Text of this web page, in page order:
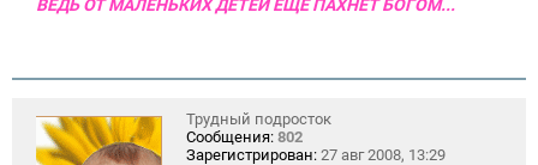
ВЕДЬ ОТ МАЛЕНЬКИХ ДЕТЕЙ ЕЩЕ ПАХНЕТ БОГОМ...
Трудный подросток
Сообщения: 802
Зарегистрирован: 27 авг 2008, 13:29